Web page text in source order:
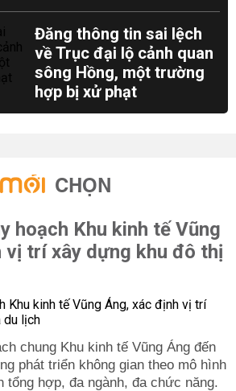
Đăng thông tin sai lệch
về Trục đại lộ cảnh quan
sông Hồng, một trường
hợp bị xử phạt
CHỌN
hoạch Khu kinh tế Vũng
vị trí xây dựng khu đô thị
chung Khu kinh tế Vũng Áng đến
phát triển không gian theo mô hình
tổng hợp, đa ngành, đa chức năng.